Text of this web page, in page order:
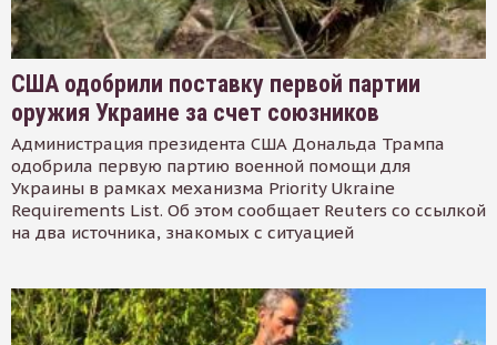
США одобрили поставку первой партии
оружия Украине за счет союзников
Администрация президента США Дональда Трампа
одобрила первую партию военной помощи для
Украины в рамках механизма Priority Ukraine
Requirements List. Об этом сообщает Reuters со ссылкой
на два источника, знакомых с ситуацией